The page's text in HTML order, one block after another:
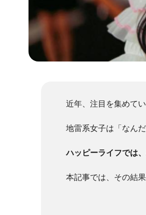
近年、注目を集めて
地雷系女子は「なん
ハッピーライフでは
本記事では、その結